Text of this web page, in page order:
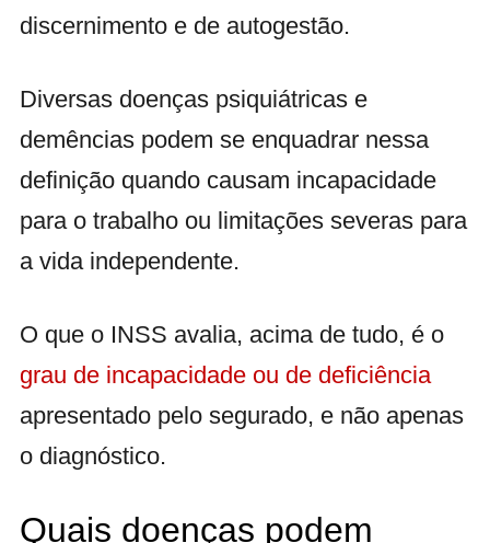
discernimento e de autogestão.
Diversas doenças psiquiátricas e
demências podem se enquadrar nessa
definição quando causam incapacidade
para o trabalho ou limitações severas para
a vida independente.
O que o INSS avalia, acima de tudo, é o
grau de incapacidade ou de deficiência
apresentado pelo segurado, e não apenas
o diagnóstico.
Quais doenças podem